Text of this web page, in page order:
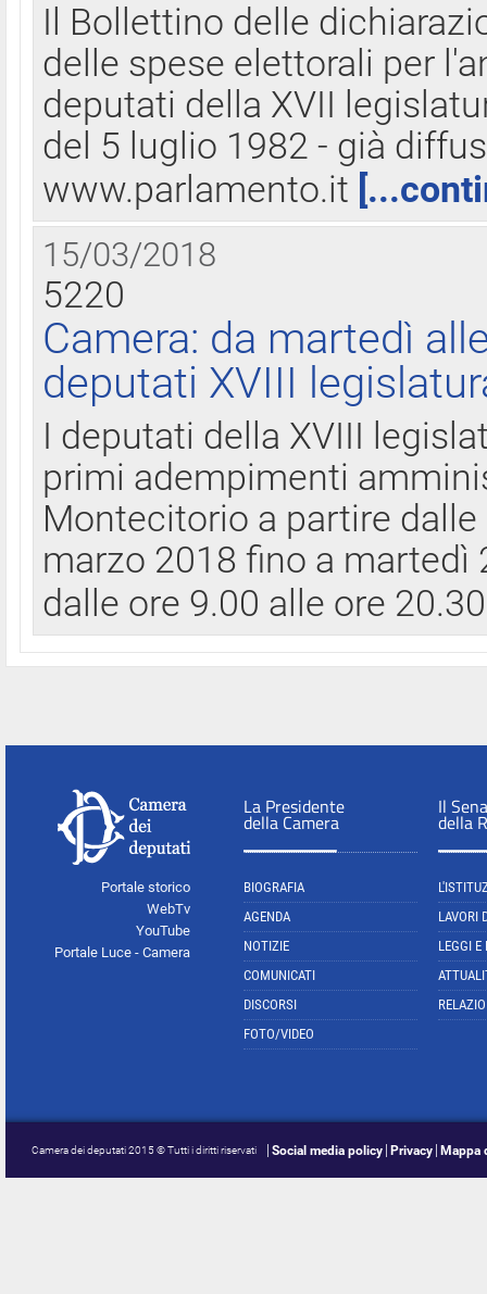
Il Bollettino delle
delle spese elettorali per
deputati della XVII
del 5 luglio 1982 - già
www.parlamento.it
15/03/2018
5220
Camera: da martedì
deputati XVIII
I deputati della XVIII
primi adempimenti
Montecitorio a partire
marzo 2018 fino a
dalle ore 9.00 alle ore
Portale storico
WebTv
YouTube
Portale Luce - Camera
La Presidente
della Camera
BIOGRAFIA
AGENDA
NOTIZIE
COMUNICATI
DISCORSI
FOTO/VIDEO
Il
della
LAVORI
LEGGI E
Camera dei deputati 2015 © Tutti i diritti riservati Social media policy Privacy Mappa